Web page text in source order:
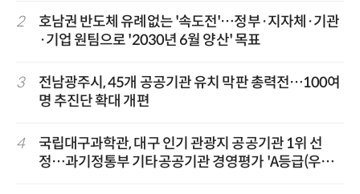
2
호남권 반도체 유례없는 '속도전'…정부·지자체·기관
·기업 원팀으로 '2030년 6월 양산' 목표
3
전남광주시, 45개 공공기관 유치 막판 총력전…100여
명 추진단 확대 개편
4
국립대구과학관, 대구 인기 관광지 공공기관 1위 선
정…과기정통부 기타공공기관 경영평가 'A등급(우수)'